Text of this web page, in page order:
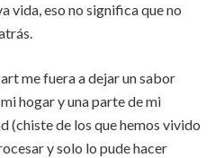
vida, eso no significa que no
me fuera a dejar un sabor
hogar y una parte de mi
(chiste de los que hemos vivido
y solo lo pude hacer